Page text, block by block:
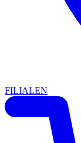
FILIALEN